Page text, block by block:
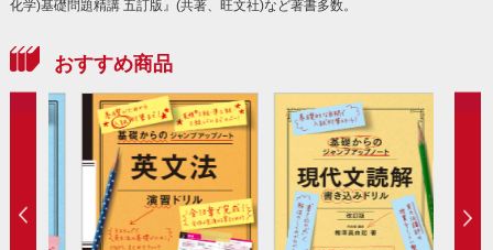
化学)基礎問題精講 五訂版』(共著、旺文社)など著書多数。
おすすめ商品